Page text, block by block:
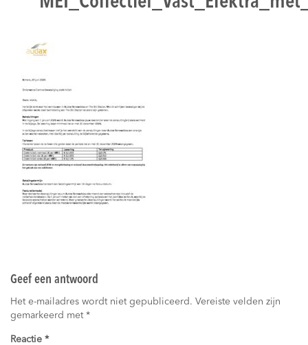
Geef een antwoord
Het e-mailadres wordt niet gepubliceerd. Vereiste velden zijn
gemarkeerd met *
Reactie *